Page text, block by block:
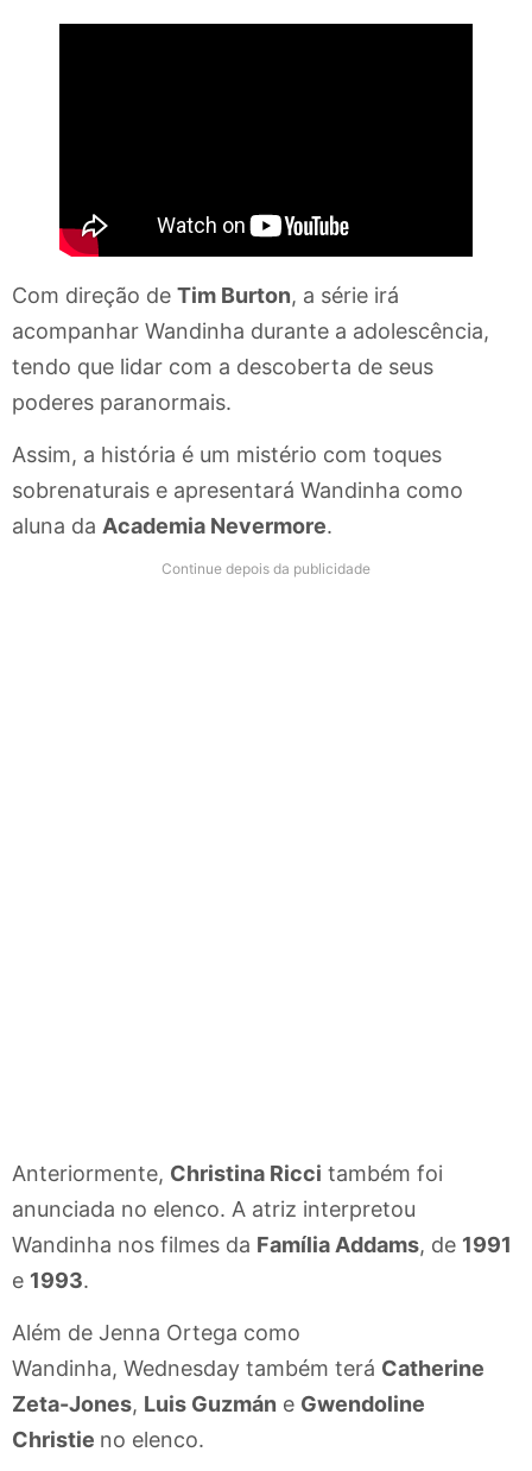
Com direção de Tim Burton, a série irá
acompanhar Wandinha durante a adolescência,
tendo que lidar com a descoberta de seus
poderes paranormais.
Assim, a história é um mistério com toques
sobrenaturais e apresentará Wandinha como
aluna da Academia Nevermore.
Continue depois da publicidade
Anteriormente, Christina Ricci também foi
anunciada no elenco. A atriz interpretou
Wandinha nos filmes da Família Addams, de 1991
e 1993.
Além de Jenna Ortega como
Wandinha, Wednesday também terá Catherine
Zeta-Jones, Luis Guzmán e Gwendoline
Christie no elenco.